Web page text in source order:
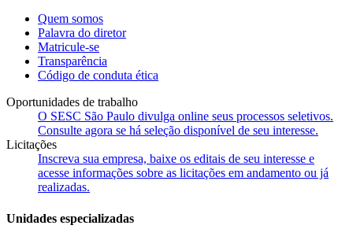
Quem somos
Palavra do diretor
Matricule-se
Transparência
Código de conduta ética
Oportunidades de trabalho
O SESC São Paulo divulga online seus processos seletivos.
Consulte agora se há seleção disponível de seu interesse.
Licitações
Inscreva sua empresa, baixe os editais de seu interesse e
acesse informações sobre as licitações em andamento ou já
realizadas.
Unidades especializadas